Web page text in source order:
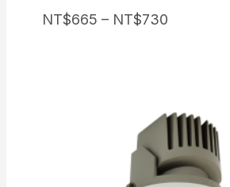
NT$665 – NT$730價
N
T
$